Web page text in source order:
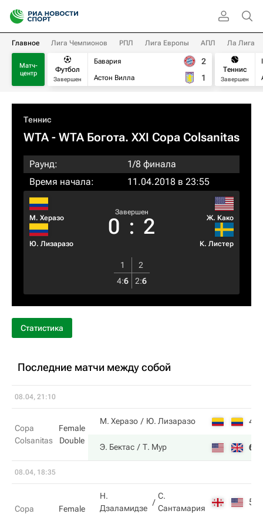
Главное Лига Чемпионов РПЛ Лига Европы АПЛ Ла Лига
Матч-
центр
Футбол
Завершен
Бавария
Астон Вилла
2
1
Теннис
Завершен
Теннис
WTA- WTA Богота. XXI Copa Colsanitas
Раунд:
1/8 финала
Время начала:
11.04.2018 в 23:55
М. Херазо
Ю. Лизаразо
Завершен
0 : 2 Ж. Како
К. Листер
1
2
4:6 2:6
Статистика
Последние матчи между собой
08.04, 21:10
Copa
Colsanitas
Female
Double
М. Херазо Ю. Лизаразо 4
Э. Бектас Т. Мур 6
08.04, 18:35
Copa
Female
Н.
Дзаламидзе
С.
Сантамария
5